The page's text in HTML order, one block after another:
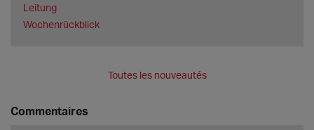
Leitung
Wochenrückblick
Toutes les nouveautés
Commentaires